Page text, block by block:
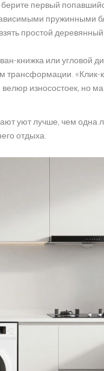
берите первый
пружинными
простой
книжка или угловой
трансформации. «Клик-
износостоек, но
уют лучше, чем одна
отдыха.